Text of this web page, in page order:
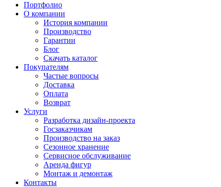
Портфолио
О компании
История компании
Производство
Гарантии
Блог
Скачать каталог
Покупателям
Частые вопросы
Доставка
Оплата
Возврат
Услуги
Разработка дизайн-проекта
Госзаказчикам
Производство на заказ
Сезонное хранение
Сервисное обслуживание
Аренда фигур
Монтаж и демонтаж
Контакты